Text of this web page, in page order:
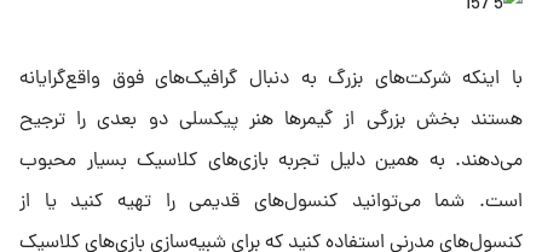
با اینکه شرکت‌های بزرگ به دنبال گرافیک‌های فوق واقع‌گرایانه
هستند بخش بزرگی از گیمرها هنر پیکسلی دو بعدی را ترجیح
می‌دهند. به همین دلیل تجربه بازی‌های کلاسیک بسیار محبوب
است. شما می‌توانید کنسول‌های قدیمی را تهیه کنید یا از
کنسول‌های مدرنی استفاده کنید که برای شبیه‌سازی بازی‌های کلاسیک